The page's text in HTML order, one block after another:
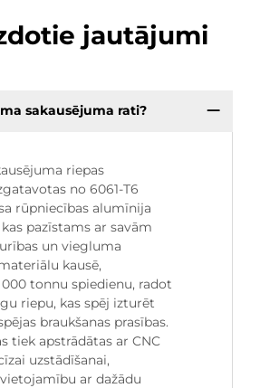
jautājumi
sakausējuma rati?
riepas
no 6061-T6
rūpniecības alumīnija
pazīstams ar savām
un viegluma
kausē,
tonnu spiedienu, radot
riepu, kas spēj izturēt
braukšanas prasības.
tiek apstrādātas ar CNC
uzstādīšanai,
ar dažādu